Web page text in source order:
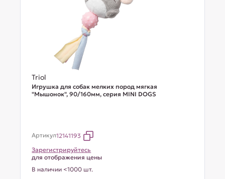
Triol
Игрушка для собак мелких пород мягкая
"Мышонок", 90/160мм, серия MINI DOGS
Артикул12141193
Зарегистрируйтесь
для отображения цены
В наличии <1000 шт.